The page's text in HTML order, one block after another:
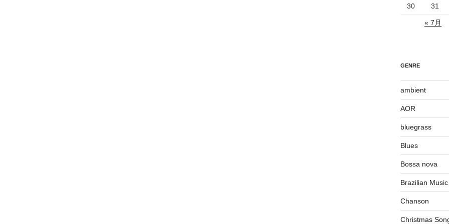
30 31
« 7月
GENRE
ambient
AOR
bluegrass
Blues
Bossa nova
Brazilian Music
Chanson
Christmas